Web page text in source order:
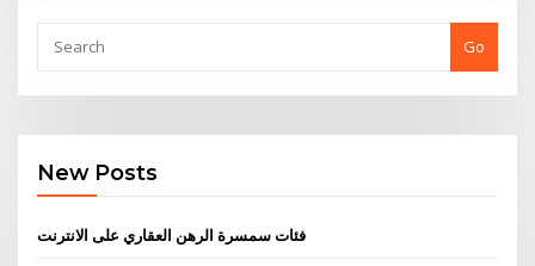
Go
New Posts
فئات سمسرة الرهن العقاري على الانترنت